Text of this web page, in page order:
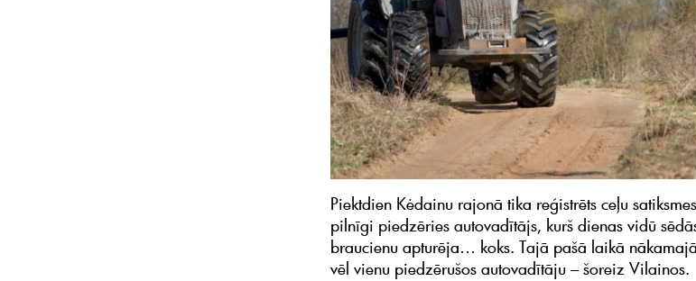
Piektdien Kėdainu rajonā tika reģistrēts ceļu
pilnīgi piedzēries autovadītājs, kurš dienas vidū
braucienu apturēja… koks. Tajā pašā laikā
vēl vienu piedzērušos autovadītāju – šoreiz Vilainos.